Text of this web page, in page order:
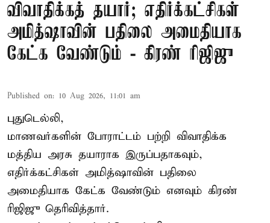
விவாதிக்கத் தயார்; எதிர்க்கட்சிகள்
அமித்ஷாவின் பதிலை அமைதியாக
கேட்க வேண்டும் - கிரண் ரிஜிஜு
Published on: 10 Aug 2026, 11:01 am
புதுடெல்லி,
மாணவர்களின் போராட்டம் பற்றி விவாதிக்க
மத்திய அரசு தயாராக இருப்பதாகவும்,
எதிர்க்கட்சிகள் அமித்ஷாவின் பதிலை
அமைதியாக கேட்க வேண்டும் எனவும் கிரண்
ரிஜிஜு தெரிவித்தார்.